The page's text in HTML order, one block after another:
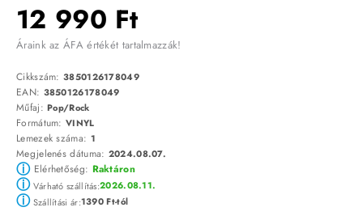
12 990 Ft
Áraink az ÁFA értékét tartalmazzák!
Cikkszám: 3850126178049
EAN: 3850126178049
Műfaj:Pop/Rock
Formátum: VINYL
Lemezek száma: 1
Megjelenés dátuma: 2024.08.07.
ⓘElérhetőség: Raktáron
ⓘVárható szállítás:2026.08.11.
ⓘSzállítási ár:1390 Ft-tól